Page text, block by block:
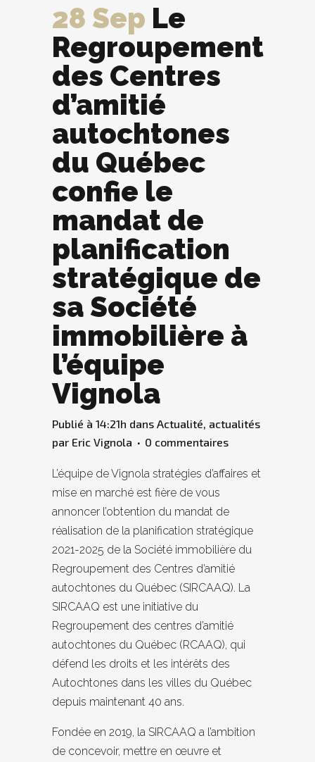
28 Sep Le
Regroupement
des Centres
d’amitié
autochtones
du Québec
confie le
mandat de
planification
stratégique de
sa Société
immobilière à
l’équipe
Vignola
Publié à 14:21h dans Actualité actualités
par Eric Vignola 0 commentaires
L’équipe de Vignola stratégies d’affaires et
mise en marché est fière de vous
annoncer l’obtention du mandat de
réalisation de la planification stratégique
2021-2025 de la Société immobilière du
Regroupement des Centres d’amitié
autochtones du Québec (SIRCAAQ). La
SIRCAAQ est une initiative du
Regroupement des centres d’amitié
autochtones du Québec (RCAAQ), qui
défend les droits et les intérêts des
Autochtones dans les villes du Québec
depuis maintenant 40 ans.
Fondée en 2019, la SIRCAAQ a l’ambition
de concevoir, mettre en œuvre et